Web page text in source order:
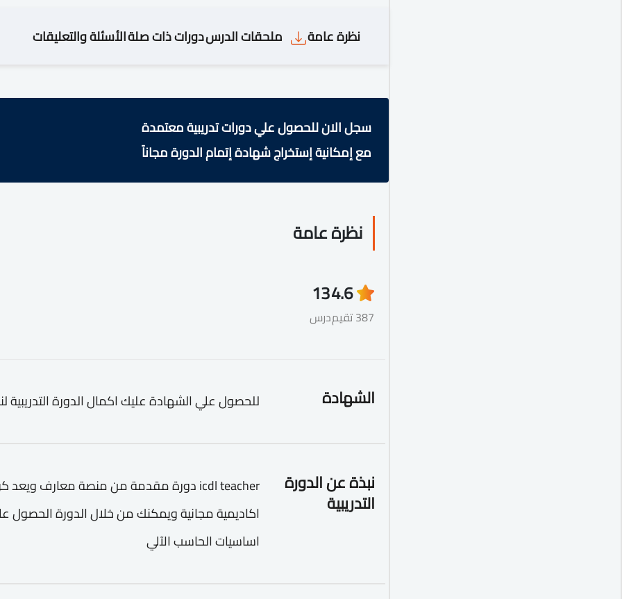
نظرة عامة ملحقات الدرسدورات ذات صلةالأسئلة والتعليقات
سجل الان للحصول علي دورات تدريبية معتمدة
مع إمكانية إستخراج شهادة إتمام الدورة مجاناً
نظرة عامة
4.6
387 تقيم
13
درس
الشهادة للحصول علي الشهادة عليك اكمال الدورة التدريبية
نبذة عن الدورة
التدريبية
اساسيات الحاسب الآلي